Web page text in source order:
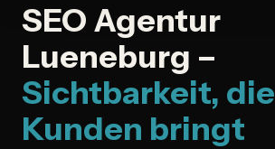
SEO Agentur
Lueneburg –
Sichtbarkeit, die
Kunden bringt